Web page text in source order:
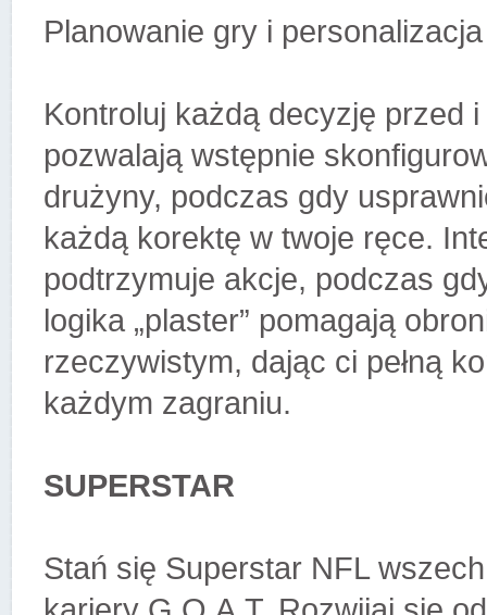
Planowanie gry i personalizacja
Kontroluj każdą decyzję przed
pozwalają wstępnie
drużyny, podczas gdy
każdą korektę w twoje ręce.
podtrzymuje akcje, podczas
logika „plaster” pomagają
rzeczywistym, dając ci pełną
każdym zagraniu.
SUPERSTAR
Stań się Superstar NFL